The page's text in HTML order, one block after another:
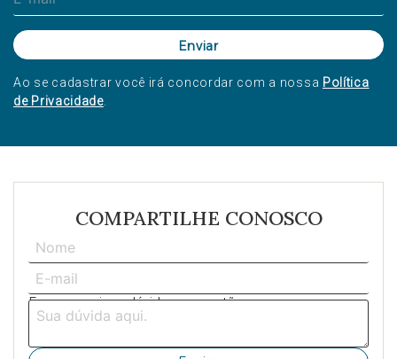
Ao se cadastrar você irá concordar com a nossa Política
de Privacidade.
COMPARTILHE CONOSCO
Escreva aqui sua dúvida ou sugestão: